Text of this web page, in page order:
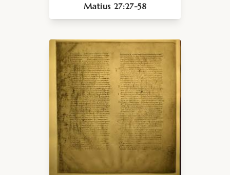
Matius 27:27-58